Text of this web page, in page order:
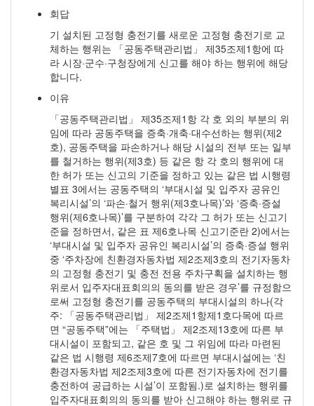
회답
기 설치된 고정형 충전기를 새로운 고정형 충전기로 교
체하는 행위는 「공동주택관리법」 제35조제1항에 따
라 시장·군수·구청장에게 신고를 해야 하는 행위에 해당
합니다.
이유
「공동주택관리법」 제35조제1항 각 호 외의 부분의 위
임에 따라 공동주택을 증축·개축·대수선하는 행위(제2
호), 공동주택을 파손하거나 해당 시설의 전부 또는 일부
를 철거하는 행위(제3호) 등 같은 항 각 호의 행위에 대
한 허가 또는 신고의 기준을 정하고 있는 같은 법 시행령
별표 3에서는 공동주택의 ‘부대시설 및 입주자 공유인
복리시설’의 ‘파손·철거 행위(제3호나목)’와 ‘증축·증설
행위(제6호나목)’를 구분하여 각각 그 허가 또는 신고기
준을 정하면서, 같은 표 제6호나목 신고기준란 2)에서는
‘부대시설 및 입주자 공유인 복리시설’의 증축·증설 행위
중 ‘주차장에 친환경자동차법 제2조제3호의 전기자동차
의 고정형 충전기 및 충전 전용 주차구획을 설치하는 행
위로서 입주자대표회의의 동의를 받은 경우’를 규정함으
로써 고정형 충전기를 공동주택의 부대시설의 하나(각
주: 「공동주택관리법」 제2조제1항제1호다목에 따르
면 “공동주택”에는 「주택법」 제2조제13호에 따른 부
대시설이 포함되고, 같은 호 및 그 위임에 따라 마련된
같은 법 시행령 제6조제7호에 따르면 부대시설에는 ‘친
환경자동차법 제2조제3호에 따른 전기자동차에 전기를
충전하여 공급하는 시설’이 포함됨.)로 설치하는 행위를
입주자대표회의의 동의를 받아 신고해야 하는 행위로 규